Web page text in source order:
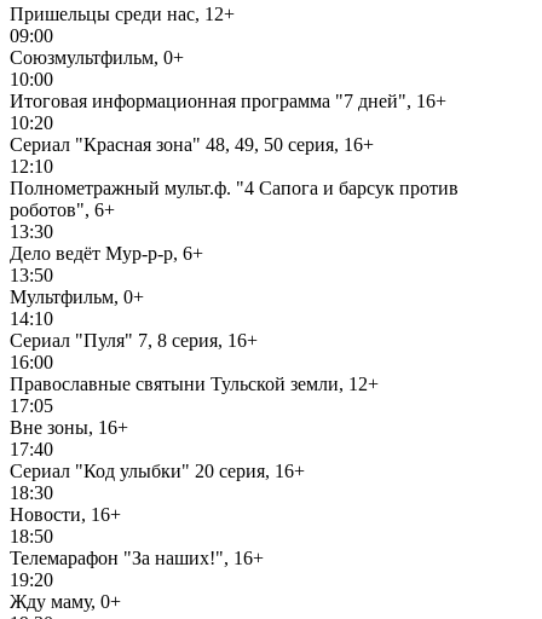
Пришельцы среди нас, 12+
09:00
Союзмультфильм, 0+
10:00
Итоговая информационная программа "7 дней", 16+
10:20
Сериал "Красная зона" 48, 49, 50 серия, 16+
12:10
Полнометражный мульт.ф. "4 Сапога и барсук против
роботов", 6+
13:30
Дело ведёт Мур-р-р, 6+
13:50
Мультфильм, 0+
14:10
Сериал "Пуля" 7, 8 серия, 16+
16:00
Православные святыни Тульской земли, 12+
17:05
Вне зоны, 16+
17:40
Сериал "Код улыбки" 20 серия, 16+
18:30
Новости, 16+
18:50
Телемарафон "За наших!", 16+
19:20
Жду маму, 0+